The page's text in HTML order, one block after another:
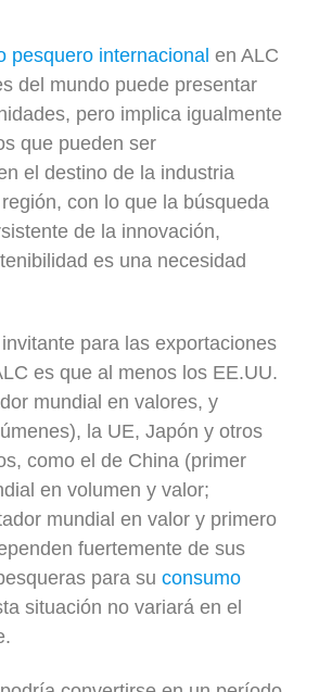
pesquero internacional en ALC
del mundo puede presentar
pero implica igualmente
que pueden ser
el destino de la industria
con lo que la búsqueda
de la innovación,
es una necesidad
para las exportaciones
es que al menos los EE.UU.
mundial en valores, y
la UE, Japón y otros
como el de China (primer
en volumen y valor;
mundial en valor y primero
fuertemente de sus
para suconsumo
situación no variará en el